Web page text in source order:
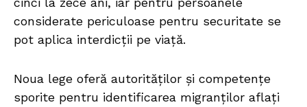
considerate periculoase pentru securitate se
pot aplica interdicții pe viață.
Noua lege oferă autorităților și competențe
sporite pentru identificarea migranților aflați